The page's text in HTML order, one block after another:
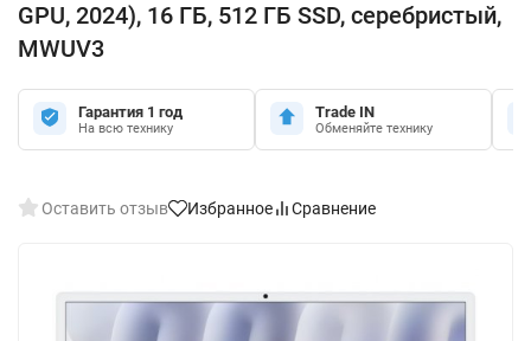
GPU, 2024), 16 ГБ, 512 ГБ SSD, серебристый,
MWUV3
Гарантия 1 год
На всю технику
Trade IN
Обменяйте технику
Оставить отзыв Избранное Сравнение